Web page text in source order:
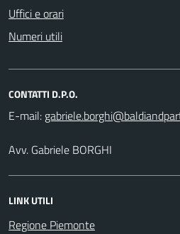
Uffici e orari
Numeri utili
CONTATTI D.P.O.
E-mail:
Avv. Gabriele BORGHI
LINK UTILI
Regione Piemonte